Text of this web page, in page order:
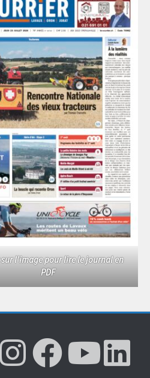
sur l'image pour lire le journal en
PDF